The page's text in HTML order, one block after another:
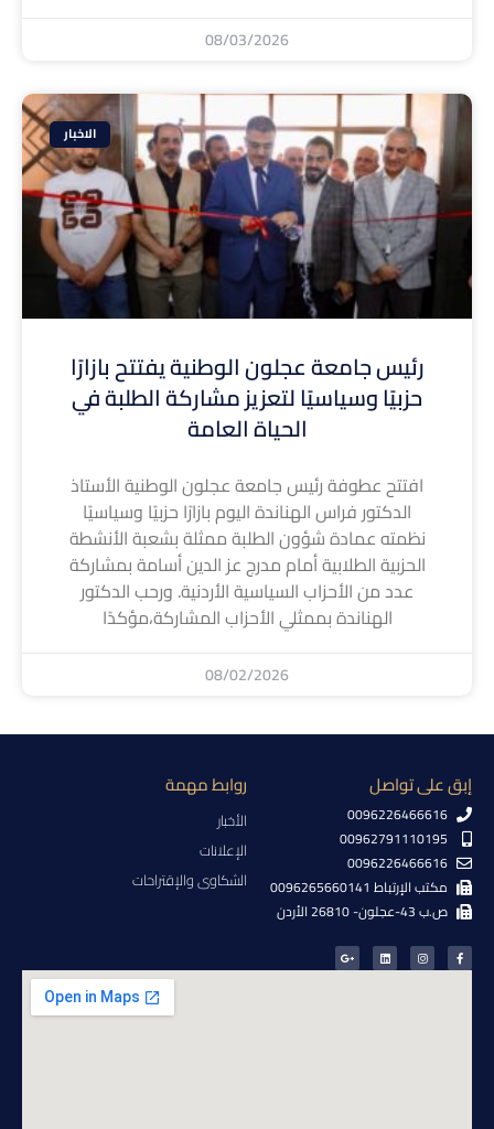
08/03/2026
الاخبار
رئيس جامعة عجلون الوطنية يفتتح بازارًا
حزبيًا وسياسيًا لتعزيز مشاركة الطلبة في
الحياة العامة
افتتح عطوفة رئيس جامعة عجلون الوطنية الأستاذ
الدكتور فراس الهناندة اليوم بازارًا حزبيًا وسياسيًا
نظمته عمادة شؤون الطلبة ممثلة بشعبة الأنشطة
الحزبية الطلابية أمام مدرج عز الدين أسامة بمشاركة
عدد من الأحزاب السياسية الأردنية. ورحب الدكتور
الهناندة بممثلي الأحزاب المشاركة،مؤكدًا
08/02/2026
إبق على تواصل
0096226466616
00962791110195
0096226466616
مكتب الإرتباط 0096265660141
ص.ب 43-عجلون- 26810 الأردن
روابط مهمة
الأخبار
الإعلانات
الشكاوى والإقتراحات